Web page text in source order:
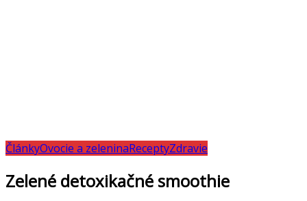
ČlánkyOvocie a zeleninaReceptyZdravie
Zelené detoxikačné smoothie